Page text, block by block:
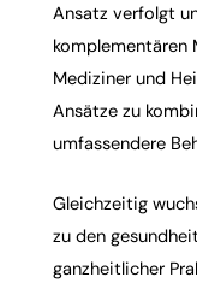
Ansatz verfolgt
komplementären
Mediziner und
Ansätze zu
umfassendere
Gleichzeitig
zu den
ganzheitlicher